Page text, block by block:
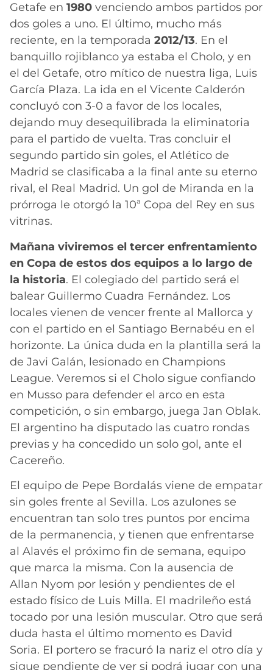
Getafe en 1980 venciendo ambos partidos por
dos goles a uno. El último, mucho más
reciente, en la temporada 2012/13. En el
banquillo rojiblanco ya estaba el Cholo, y en
el del Getafe, otro mítico de nuestra liga, Luis
García Plaza. La ida en el Vicente Calderón
concluyó con 3-0 a favor de los locales,
dejando muy desequilibrada la eliminatoria
para el partido de vuelta. Tras concluir el
segundo partido sin goles, el Atlético de
Madrid se clasificaba a la final ante su eterno
rival, el Real Madrid. Un gol de Miranda en la
prórroga le otorgó la 10ª Copa del Rey en sus
vitrinas.
Mañana viviremos el tercer enfrentamiento
en Copa de estos dos equipos a lo largo de
la historia. El colegiado del partido será el
balear Guillermo Cuadra Fernández. Los
locales vienen de vencer frente al Mallorca y
con el partido en el Santiago Bernabéu en el
horizonte. La única duda en la plantilla será la
de Javi Galán, lesionado en Champions
League. Veremos si el Cholo sigue confiando
en Musso para defender el arco en esta
competición, o sin embargo, juega Jan Oblak.
El argentino ha disputado las cuatro rondas
previas y ha concedido un solo gol, ante el
Cacereño.
El equipo de Pepe Bordalás viene de empatar
sin goles frente al Sevilla. Los azulones se
encuentran tan solo tres puntos por encima
de la permanencia, y tienen que enfrentarse
al Alavés el próximo fin de semana, equipo
que marca la misma. Con la ausencia de
Allan Nyom por lesión y pendientes de el
estado físico de Luis Milla. El madrileño está
tocado por una lesión muscular. Otro que será
duda hasta el último momento es David
Soria. El portero se fracuró la nariz el otro día y
sigue pendiente de ver si podrá jugar con una